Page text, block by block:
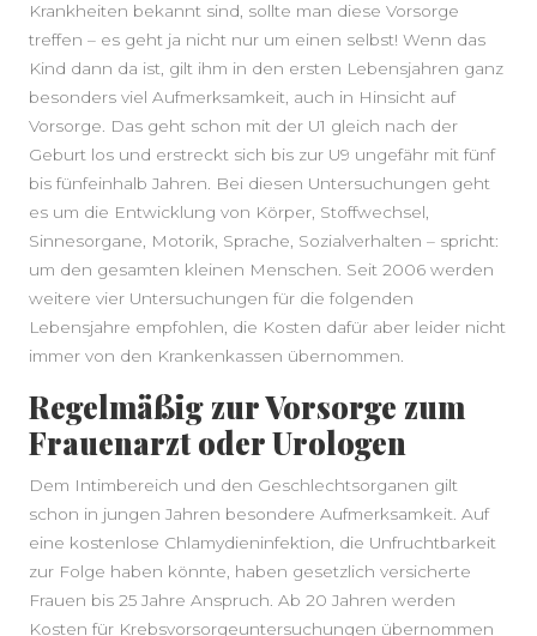
Krankheiten bekannt sind, sollte man diese Vorsorge
treffen – es geht ja nicht nur um einen selbst! Wenn das
Kind dann da ist, gilt ihm in den ersten Lebensjahren ganz
besonders viel Aufmerksamkeit, auch in Hinsicht auf
Vorsorge. Das geht schon mit der U1 gleich nach der
Geburt los und erstreckt sich bis zur U9 ungefähr mit fünf
bis fünfeinhalb Jahren. Bei diesen Untersuchungen geht
es um die Entwicklung von Körper, Stoffwechsel,
Sinnesorgane, Motorik, Sprache, Sozialverhalten – spricht:
um den gesamten kleinen Menschen. Seit 2006 werden
weitere vier Untersuchungen für die folgenden
Lebensjahre empfohlen, die Kosten dafür aber leider nicht
immer von den Krankenkassen übernommen.
Regelmäßig zur Vorsorge zum
Frauenarzt oder Urologen
Dem Intimbereich und den Geschlechtsorganen gilt
schon in jungen Jahren besondere Aufmerksamkeit. Auf
eine kostenlose Chlamydieninfektion, die Unfruchtbarkeit
zur Folge haben könnte, haben gesetzlich versicherte
Frauen bis 25 Jahre Anspruch. Ab 20 Jahren werden
Kosten für Krebsvorsorgeuntersuchungen übernommen